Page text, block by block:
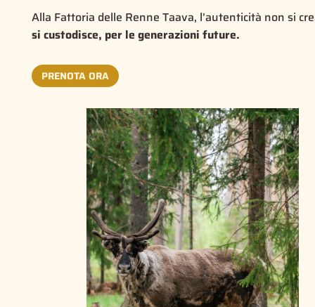
Alla Fattoria delle Renne Taava, l’autenticità non si
si custodisce, per le generazioni future.
PRENOTA ORA